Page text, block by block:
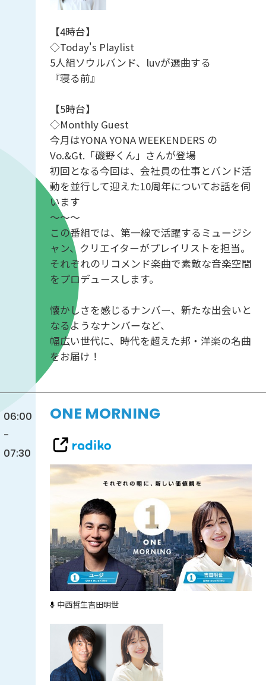
【4時台】
◇Today's Playlist
5人組ソウルバンド、luvが選曲する
『寝る前』
【5時台】
◇Monthly Guest
今月はYONA YONA WEEKENDERS の
Vo.&Gt.「磯野くん」さんが登場
初回となる今回は、会社員の仕事とバンド活
動を並行して迎えた10周年についてお話を伺
います
～～～
この番組では、第一線で活躍するミュージシ
ャン、クリエイターがプレイリストを担当。
それぞれのリコメンド楽曲で素敵な音楽空間
をプロデュースします。
懐かしさを感じるナンバー、新たな出会いと
なるようなナンバーなど、
幅広い世代に、時代を超えた邦・洋楽の名曲
をお届け！
06:00
-
07:30
ONE MORNING
中西哲生吉田明世